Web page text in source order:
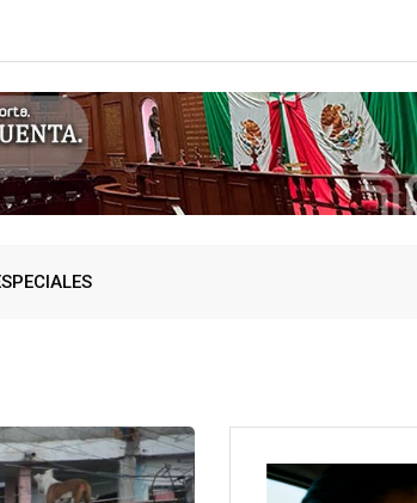
Gobierno de Alfonso Martínez, primero del